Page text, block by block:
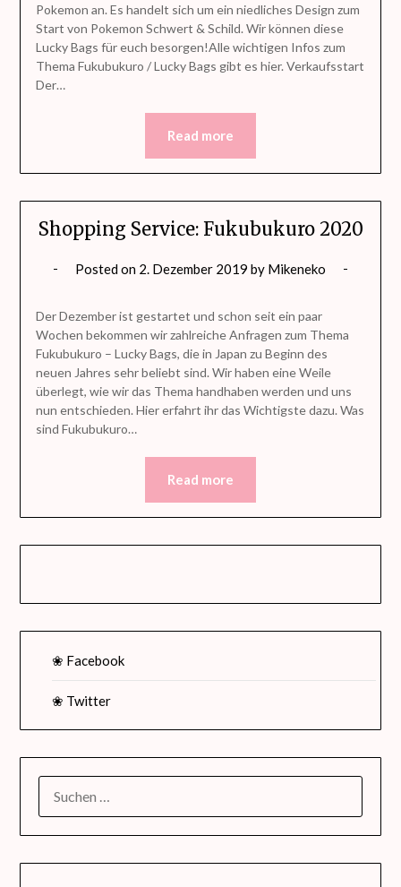
Pokemon an. Es handelt sich um ein niedliches Design zum
Start von Pokemon Schwert & Schild. Wir können diese
Lucky Bags für euch besorgen!Alle wichtigen Infos zum
Thema Fukubukuro / Lucky Bags gibt es hier. Verkaufsstart
Der…
Read more
Shopping Service: Fukubukuro 2020
Posted on 2. Dezember 2019 by Mikeneko
Der Dezember ist gestartet und schon seit ein paar
Wochen bekommen wir zahlreiche Anfragen zum Thema
Fukubukuro – Lucky Bags, die in Japan zu Beginn des
neuen Jahres sehr beliebt sind. Wir haben eine Weile
überlegt, wie wir das Thema handhaben werden und uns
nun entschieden. Hier erfahrt ihr das Wichtigste dazu. Was
sind Fukubukuro…
Read more
❀ Facebook
❀ Twitter
NACH: